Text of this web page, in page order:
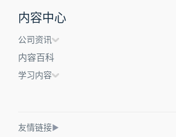
内容中心
公司资讯
内容百科
学习内容
友情链接▶